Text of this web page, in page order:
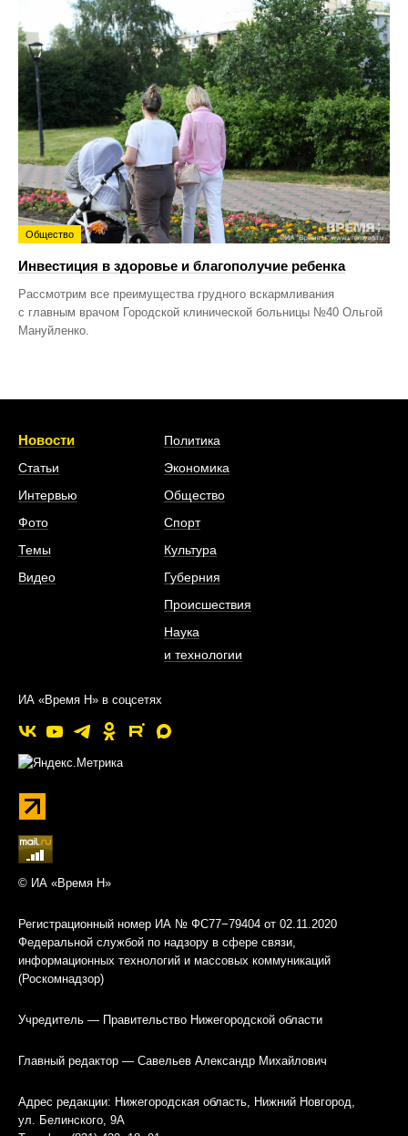
Общество
Инвестиция в здоровье и благополучие ребенка
Рассмотрим все преимущества грудного вскармливания
с главным врачом Городской клинической больницы №40 Ольгой
Мануйленко.
Новости
Статьи
Интервью
Фото
Темы
Видео
Политика
Экономика
Общество
Спорт
Культура
Губерния
Происшествия
Наука
и технологии
ИА «Время Н» в соцсетях
© ИА «Время Н»
Регистрационный номер ИА № ФС77−79404 от 02.11.2020
Федеральной службой по надзору в сфере связи,
информационных технологий и массовых коммуникаций
(Роскомнадзор)
Учредитель — Правительство Нижегородской области
Главный редактор — Савельев Александр Михайлович
Адрес редакции: Нижегородская область, Нижний Новгород,
ул. Белинского, 9А